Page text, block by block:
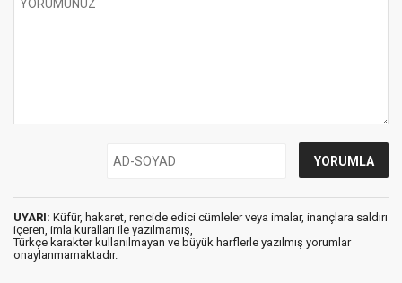
UYARI: Küfür, hakaret, rencide edici cümleler veya imalar, inançlara saldırı
içeren, imla kuralları ile yazılmamış,
Türkçe karakter kullanılmayan ve büyük harflerle yazılmış yorumlar
onaylanmamaktadır.